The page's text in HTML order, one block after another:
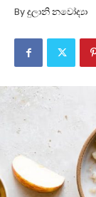
By දුලානි නවෝද්‍යා